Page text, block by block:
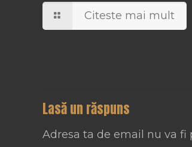
Citeste mai mult
Lasă un răspuns
Adresa ta de email nu va fi